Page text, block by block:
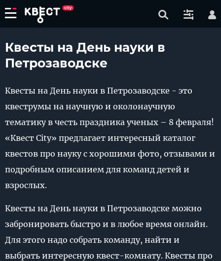
Квесты на День науки в
Петрозаводске
Квесты на День науки в Петрозаводске - это
квеструмы на научную и околонаучную
тематику в честь праздника ученых – 8 февраля!
«Квест City» предлагает интересный каталог
квестов про науку с хорошими фото, отзывами и
подробным описанием для команд детей и
взрослых.
Квесты на День науки в Петрозаводске можно
забронировать быстро и в любое время онлайн.
Для этого надо собрать команду, найти и
выбрать интересную квест-комнату. Квесты про